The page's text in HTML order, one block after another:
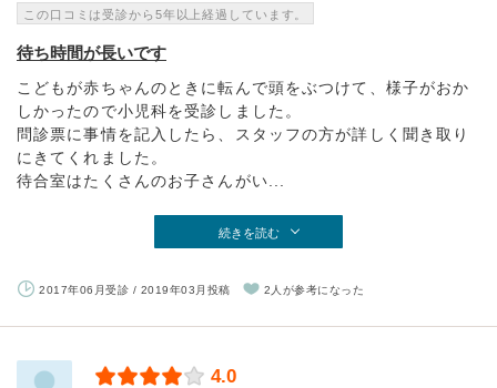
この口コミは受診から5年以上経過しています。
待ち時間が長いです
こどもが赤ちゃんのときに転んで頭をぶつけて、様子がおか
しかったので小児科を受診しました。
問診票に事情を記入したら、スタッフの方が詳しく聞き取り
にきてくれました。
待合室はたくさんのお子さんがい...
続きを読む
2017年06月受診 / 2019年03月投稿 2人が参考になった
4.0